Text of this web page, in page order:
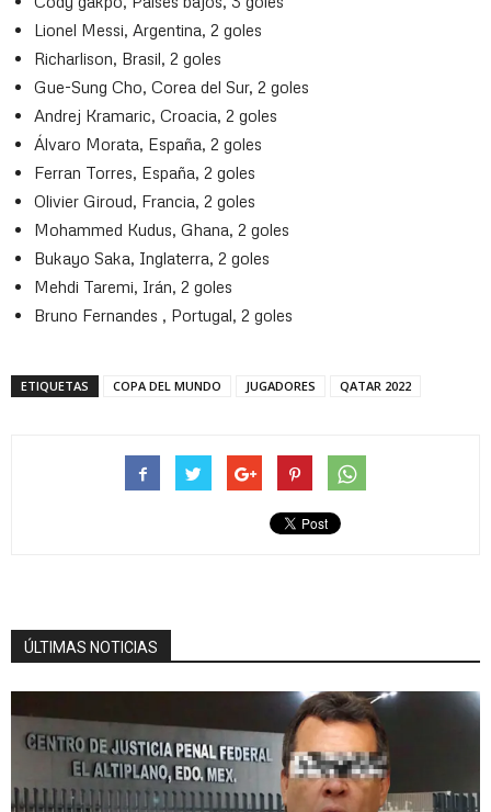
Lionel Messi, Argentina, 2 goles
Richarlison, Brasil, 2 goles
Gue-Sung Cho, Corea del Sur, 2 goles
Andrej Kramaric, Croacia, 2 goles
Álvaro Morata, España, 2 goles
Ferran Torres, España, 2 goles
Olivier Giroud, Francia, 2 goles
Mohammed Kudus, Ghana, 2 goles
Bukayo Saka, Inglaterra, 2 goles
Mehdi Taremi, Irán, 2 goles
Bruno Fernandes , Portugal, 2 goles
ETIQUETAS COPA DEL MUNDO JUGADORES QATAR 2022
ÚLTIMAS NOTICIAS